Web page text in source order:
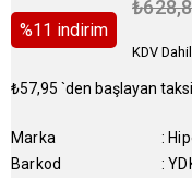
%11 i̇ndirim
KDV Dahil
₺57,95 `den başlayan
Marka :
Barkod
: